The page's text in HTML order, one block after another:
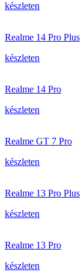
készleten
Realme 14 Pro Plus
készleten
Realme 14 Pro
készleten
Realme GT 7 Pro
készleten
Realme 13 Pro Plus
készleten
Realme 13 Pro
készleten